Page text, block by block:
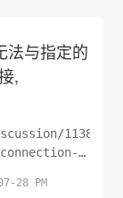
法与指定的
,
28 PM